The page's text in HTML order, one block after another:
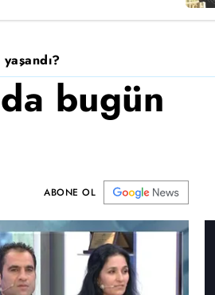
bugün
ABONE OL